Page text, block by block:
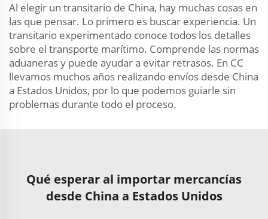
Al elegir un transitario de China, hay muchas cosas en
las que pensar. Lo primero es buscar experiencia. Un
transitario experimentado conoce todos los detalles
sobre el transporte marítimo. Comprende las normas
aduaneras y puede ayudar a evitar retrasos. En CC
llevamos muchos años realizando envíos desde China
a Estados Unidos, por lo que podemos guiarle sin
problemas durante todo el proceso.
Qué esperar al importar mercancías
desde China a Estados Unidos